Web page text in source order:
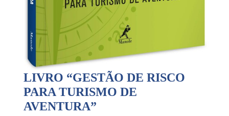
LIVRO “GESTÃO DE RISCO
PARA TURISMO DE
AVENTURA”